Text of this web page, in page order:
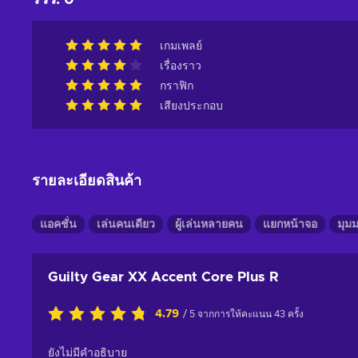
เกมเพลย์
เรื่องราว
กราฟิก
เสียงประกอบ
รายละเอียดสินค้า
แอคชั่น เล่นคนเดียว ผู้เล่นหลายคน แยกหน้าจอ มุม
Guilty Gear XX Accent Core Plus R
4.79 / 5 จากการให้คะแนน 43 ครั้ง
ยังไม่มีคำอธิบาย